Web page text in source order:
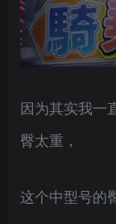
因为其实我一
臀太重，
这个中型号的